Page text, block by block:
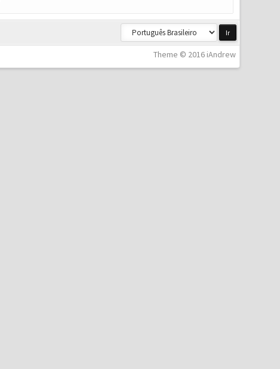
Theme © 2016 iAndrew